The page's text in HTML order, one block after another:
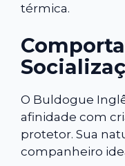
térmica.
O Buldogue
afinidade com
protetor. Sua
companheiro